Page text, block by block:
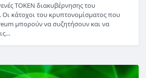
TOKEN διακυβέρνησης του
κάτοχοι του κρυπτονομίσματος που
μπορούν να συζητήσουν και να